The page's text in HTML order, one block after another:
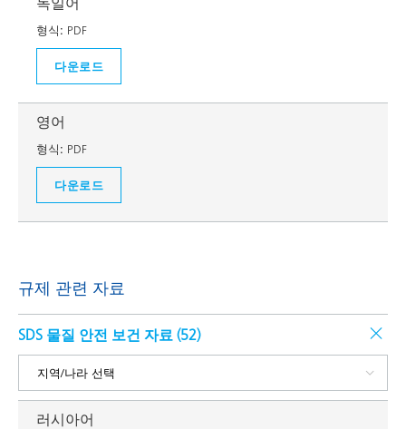
형식: PDF
다운로드
영어
형식: PDF
다운로드
규제 관련 자료
SDS 물질 안전 보건 자료 (52)
러시아어